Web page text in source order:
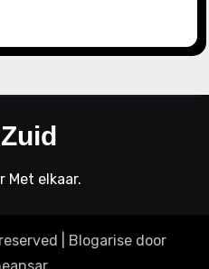
Met elkaar.
Blogarise door